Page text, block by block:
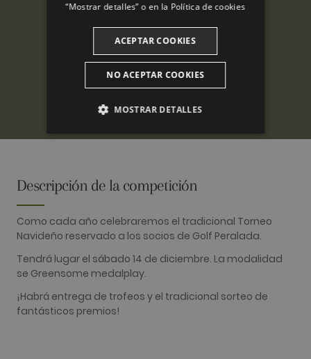
Descripción de la competición
Como cada año celebraremos el tradicional Torneo
Navideño reservado a los socios de Golf Peralada.
Tendrá lugar el sábado 14 de diciembre. La modalidad
se Greensome medalplay.
¡Habrá entrega de trofeos y el tradicional sorteo de
fantásticos premios!
“Mostrar detalles” o en la Política de cookies
ACEPTAR COOKIES
NO ACEPTAR COOKIES
MOSTRAR DETALLES
ANALÍTICAS
Analíticas Publicitarias
Las cookies analíticas se utilizan para ver cómo
los visitantes usan el sitio web. Estas cookies no
se pueden usar para identificar directamente a